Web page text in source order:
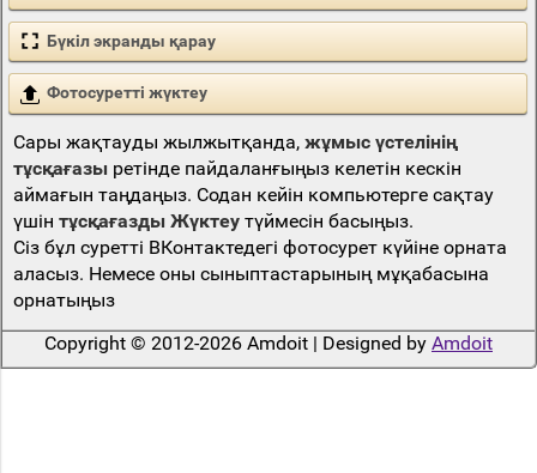
Бүкіл экранды қарау
Фотосуретті жүктеу
Сары жақтауды жылжытқанда, жұмыс үстелінің
тұсқағазыретінде пайдаланғыңыз келетін кескін
аймағын таңдаңыз. Содан кейін компьютерге сақтау
үшін тұсқағазды Жүктеутүймесін басыңыз.
Сіз бұл суретті ВКонтактедегі фотосурет күйіне орната
аласыз. Немесе оны сыныптастарының мұқабасына
орнатыңыз
Copyright © 2012-2026 Amdoit | Designed by Amdoit